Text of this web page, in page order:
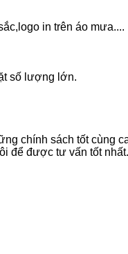
in trên áo mưa....
số lượng lớn.
chính sách tốt cùng
để được tư vấn tốt nhất.